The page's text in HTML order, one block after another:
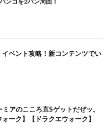
イベント攻略！新コンテンツでい
アのこころ直Sゲットだぜッ。
ォーク】【ドラクエウォーク】